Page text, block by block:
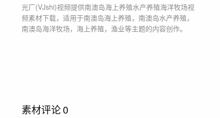
光厂(VJshi)视频提供南澳岛海上养殖水产养殖海洋牧场视
频素材下载，适用于南澳岛海上养殖，南澳岛水产养殖，
南澳岛海洋牧场，海上养殖，渔业等主题的内容创作。
素材评论0